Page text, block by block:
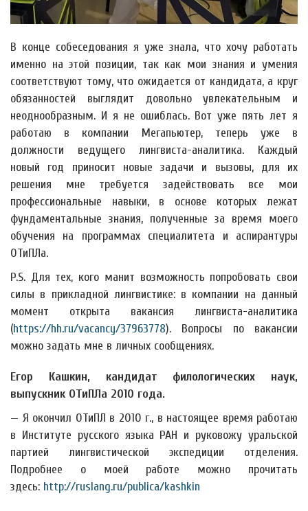
В конце собеседования я уже знала, что хочу работать
именно на этой позиции, так как мои знания и умения
соответствуют тому, что ожидается от кандидата, а круг
обязанностей выглядит довольно увлекательным и
неоднообразным. И я не ошиблась. Вот уже пять лет я
работаю в компании Мегапьютер, теперь уже в
должности ведущего лингвиста-аналитика. Каждый
новый год приносит новые задачи и вызовы, для их
решения мне требуется задействовать все мои
профессиональные навыки, в основе которых лежат
фундаментальные знания, полученные за время моего
обучения на программах специалитета и аспирантуры
ОТиПЛа.
P.S. Для тех, кого манит возможность попробовать свои
силы в прикладной лингвистике: в компании на данный
момент открыта вакансия лингвиста-аналитика
(https://hh.ru/vacancy/37963778). Вопросы по вакансии
можно задать мне в личных сообщениях.
Егор Кашкин, кандидат филологических наук,
выпускник ОТиПЛа 2010 года.
— Я окончил ОТиПЛ в 2010 г., в настоящее время работаю
в Институте русского языка РАН и руковожу уральской
партией лингвистической экспедиции отделения.
Подробнее о моей работе можно прочитать
здесь: http://ruslang.ru/publica/kashkin